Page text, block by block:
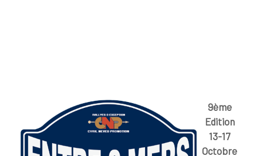
9ème
Edition
13-17
Octobre